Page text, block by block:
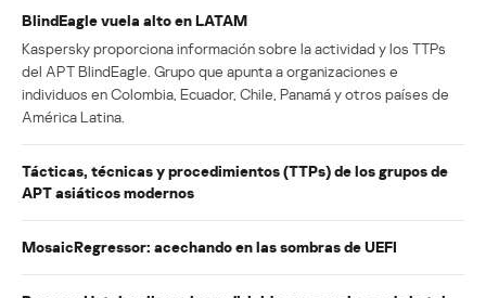
BlindEagle vuela alto en LATAM
Kaspersky proporciona información sobre la actividad y los TTPs
del APT BlindEagle. Grupo que apunta a organizaciones e
individuos en Colombia, Ecuador, Chile, Panamá y otros países de
América Latina.
Tácticas, técnicas y procedimientos (TTPs) de los grupos de
APT asiáticos modernos
MosaicRegressor: acechando en las sombras de UEFI